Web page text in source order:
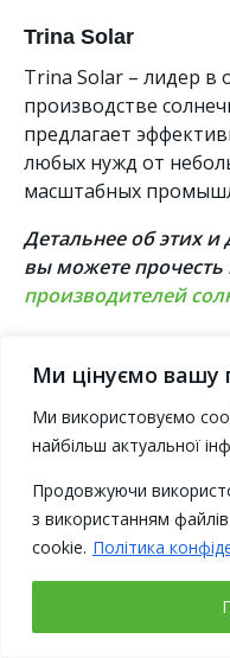
Ми цінуємо вашу
Ми використовуємо
найбільш актуальної
Продовжуючи
з використанням файлів
cookie. Політика
Trina Solar
Trina Solar – лидер в
производстве
предлагает
любых нужд от
масштабных
Детальнее об этих и
вы можете прочесть
производителей
в компнаии Alteco
Компания Alteco
солнечных панелей,
проверенными
предлагаем нашим
Гарантия
продукции
Являемся